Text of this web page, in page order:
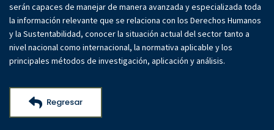
serán capaces de manejar de manera avanzada y especializada toda
la información relevante que se relaciona con los Derechos Humanos
y la Sustentabilidad, conocer la situación actual del sector tanto a
nivel nacional como internacional, la normativa aplicable y los
principales métodos de investigación, aplicación y análisis.
Regresar